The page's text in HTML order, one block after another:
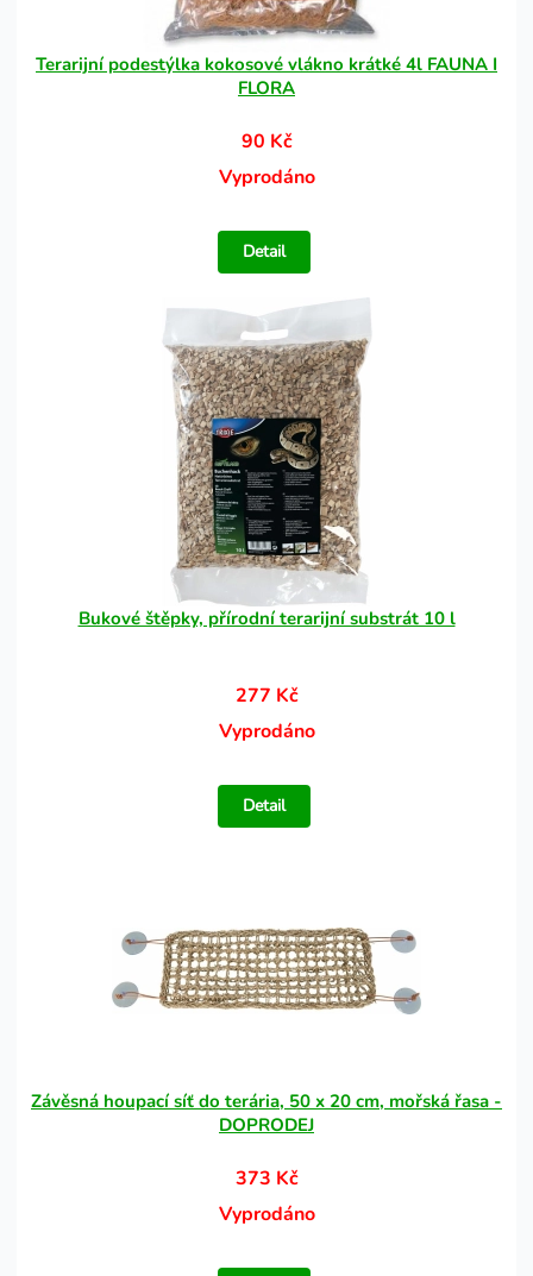
Terarijní podestýlka kokosové vlákno krátké 4l FAUNA I
FLORA
90 Kč
Vyprodáno
Detail
Bukové štěpky, přírodní terarijní substrát 10 l
277 Kč
Vyprodáno
Detail
Závěsná houpací síť do terária, 50 x 20 cm, mořská řasa -
DOPRODEJ
373 Kč
Vyprodáno